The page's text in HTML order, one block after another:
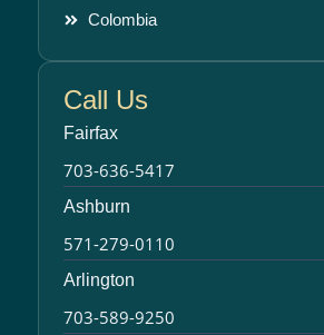
Colombia
Call Us
Fairfax
703-636-5417
Ashburn
571-279-0110
Arlington
703-589-9250